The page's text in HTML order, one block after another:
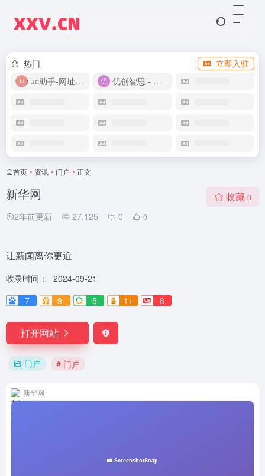
热门
立即入驻
uc助手-网址导航
优创智思 - 一站式 AI 智能创作平台
首页 • 资讯 • 门户 • 正文
新华网
2年前更新 27,125 0 0
收藏 0
让新闻离你更近
收录时间：
2024-09-21
7
9- 5 1+ 8
打开网站
门户 # 门户
新华网